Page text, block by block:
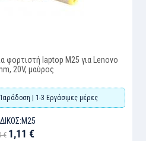
φορτιστή laptop M25 για Lenovo
20V, μαύρος
| 1-3 Εργάσιμες μέρες
M25
€ 1,11 €